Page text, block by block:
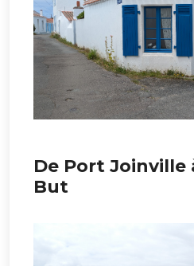
De Port Joinville
But